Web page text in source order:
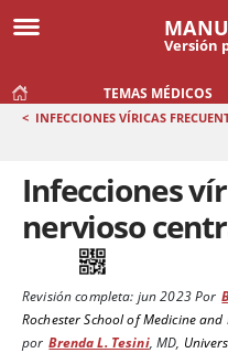
Versión
TEMAS MÉDICOS
< INFECCIONES VÍRICAS
Infecciones
nervioso
Revisión completa: jun 2023Por
Rochester School of Medicine
por Brenda L. Tesini, MD,